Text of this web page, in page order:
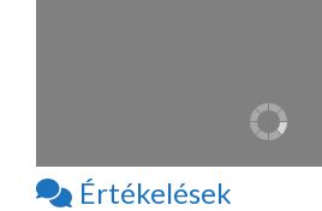
Értékelések